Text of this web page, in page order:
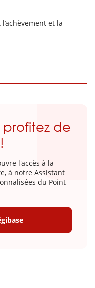
et la
de
l'accès à la
à notre Assistant
du Point